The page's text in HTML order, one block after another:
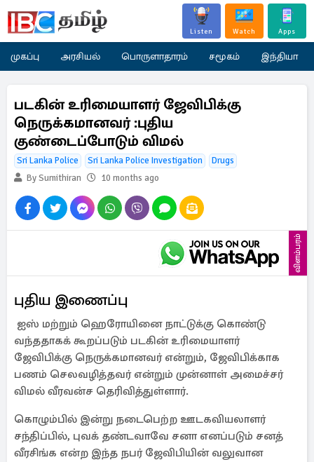
Listen Watch Apps
முகப்பு அரசியல் பொருளாதாரம் சமூகம் இந்தியா
படகின் உரிமையாளர் ஜேவிபிக்கு
நெருக்கமானவர் :புதிய
குண்டைப்போடும் விமல்
Sri Lanka Police Sri Lanka Police Investigation
Drugs
By Sumithiran
10 months ago
விளம்பரம்
புதிய இணைப்பு
ஐஸ் மற்றும் ஹெரோயினை நாட்டுக்கு கொண்டு
வந்ததாகக் கூறப்படும் படகின் உரிமையாளர்
ஜேவிபிக்கு நெருக்கமானவர் என்றும், ஜேவிபிக்காக
பணம் செலவழித்தவர் என்றும் முன்னாள் அமைச்சர்
விமல் வீரவன்ச தெரிவித்துள்ளார்.
கொழும்பில் இன்று நடைபெற்ற ஊடகவியலாளர்
சந்திப்பில், புவக் தண்டவாவே சனா எனப்படும் சனத்
வீரசிங்க என்ற இந்த நபர் ஜேவிபியின் வலுவான